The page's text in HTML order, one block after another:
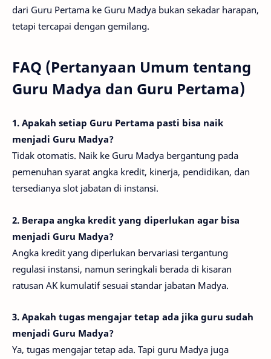
dari Guru Pertama ke Guru Madya bukan sekadar harapan,
tetapi tercapai dengan gemilang.
FAQ (Pertanyaan Umum tentang
Guru Madya dan Guru Pertama)
1. Apakah setiap Guru Pertama pasti bisa naik
menjadi Guru Madya?
Tidak otomatis. Naik ke Guru Madya bergantung pada
pemenuhan syarat angka kredit, kinerja, pendidikan, dan
tersedianya slot jabatan di instansi.
2. Berapa angka kredit yang diperlukan agar bisa
menjadi Guru Madya?
Angka kredit yang diperlukan bervariasi tergantung
regulasi instansi, namun seringkali berada di kisaran
ratusan AK kumulatif sesuai standar jabatan Madya.
3. Apakah tugas mengajar tetap ada jika guru sudah
menjadi Guru Madya?
Ya, tugas mengajar tetap ada. Tapi guru Madya juga